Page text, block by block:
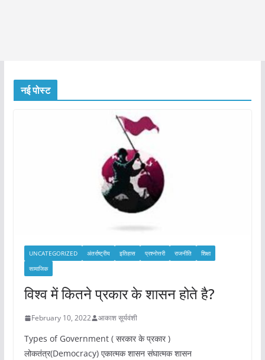
नई पोस्ट
UNCATEGORIZED अंतर्राष्ट्रीय इतिहास प्रश्नोत्तरी राजनीति
शिक्षा
सामाजिक
विश्व में कितने प्रकार के शासन होते है?
February 10, 2022 आकाश सूर्यवंशी
Types of Government ( सरकार के प्रकार )
लोकतंत्र(Democracy) एकात्मक शासन संघात्मक शासन